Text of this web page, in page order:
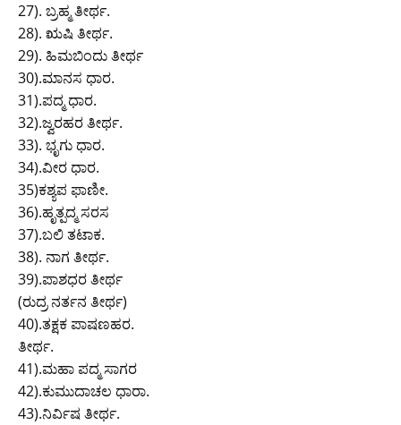
27). ಬ್ರಹ್ಮ ತೀರ್ಥ.
28). ಋಷಿ ತೀರ್ಥ.
29). ಹಿಮಬಿಂದು ತೀರ್ಥ
30).ಮಾನಸ ಧಾರ.
31).ಪದ್ಮ ಧಾರ.
32).ಜ್ವರಹರ ತೀರ್ಥ.
33). ಭೃಗು ಧಾರ.
34).ವೀರ ಧಾರ.
35)ಕಶ್ಯಪ ಫಾಣೀ.
36).ಹೃತ್ಪದ್ಮ ಸರಸ
37).ಬಲಿ ತಟಾಕ.
38). ನಾಗ ತೀರ್ಥ.
39).ಪಾಶಧರ ತೀರ್ಥ
(ರುದ್ರ ನರ್ತನ ತೀರ್ಥ)
40).ತಕ್ಷಕ ಪಾಷಣಹರ.
ತೀರ್ಥ.
41).ಮಹಾ ಪದ್ಮ ಸಾಗರ
42).ಕುಮುದಾಚಲ ಧಾರಾ.
43).ನಿರ್ವಿಷ ತೀರ್ಥ.